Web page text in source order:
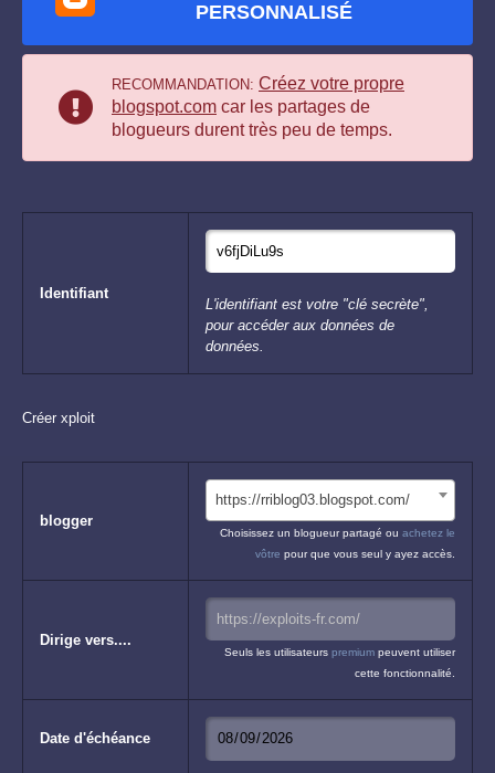
PERSONNALISÉ
RECOMMANDATION: Créez votre propre
blogspot.com car les partages de
blogueurs durent très peu de temps.
Identifiant
L'identifiant est votre "clé secrète",
pour accéder aux données de
données.
Créer xploit
blogger
https://rriblog03.blogspot.com/
Choisissez un blogueur partagé ou achetez le
vôtre pour que vous seul y ayez accès.
Dirige vers....
Seuls les utilisateurs premium peuvent utiliser
cette fonctionnalité.
Date d'échéance